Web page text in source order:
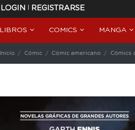
LOGIN | REGISTRARSE
LIBROS COMICS MANGA
Inicio Cómic Cómic americano Cómics